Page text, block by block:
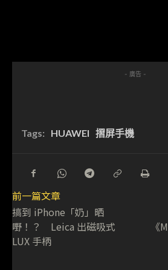
- 廣告 -
Tags: HUAWEI 摺屏手機
前一篇文章
搞到 iPhone「奶」晒
嘢！？ Leica 出磁吸式
LUX 手柄
《